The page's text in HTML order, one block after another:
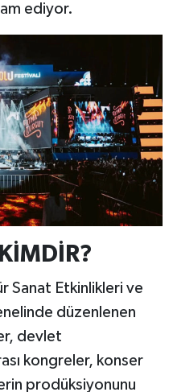
ediyor.
Sanat Etkinlikleri ve
düzenlenen
devlet
kongreler, konser
prodüksiyonunu